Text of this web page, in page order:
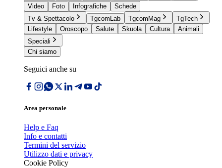
Video
Foto Infografiche
Schede
Tv & Spettacolo
TgcomLab TgcomMag
TgTech
Lifestyle
Oroscopo Salute Skuola Cultura
Animali
Speciali
Chi siamo
Seguici anche su
Area personale
Help e Faq
Info e contatti
Termini del servizio
Utilizzo dati e privacy
Cookie Policy